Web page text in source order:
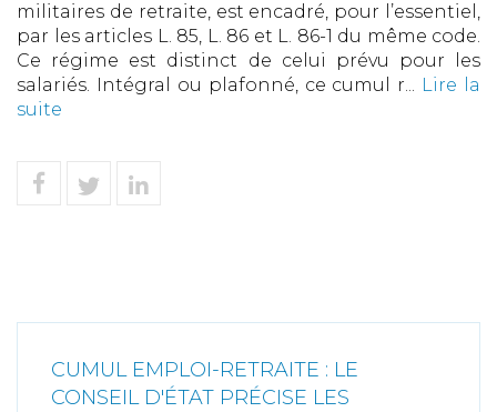
militaires de retraite, est encadré, pour l’essentiel,
par les articles L. 85, L. 86 et L. 86-1 du même code.
Ce régime est distinct de celui prévu pour les
salariés. Intégral ou plafonné, ce cumul r... Lire la
suite
CUMUL EMPLOI-RETRAITE : LE
CONSEIL D'ÉTAT PRÉCISE LES